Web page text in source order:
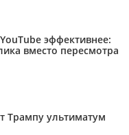
эффективнее:
вместо пересмотра
Трампу ультиматум